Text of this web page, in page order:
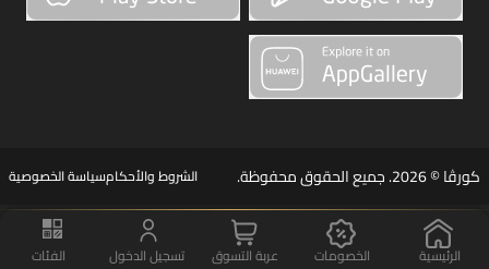
الرئيسية الخصومات عربة التسوق تسجيل الدخول الفئات
كورڤا © 2026. جميع الحقوق محفوظة. الشروط والأحكامسياسة الخصوصية